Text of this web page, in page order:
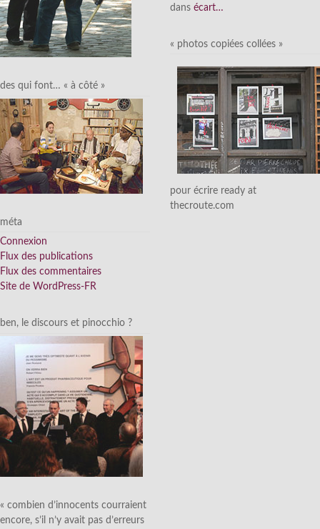
des qui font… « à côté »
méta
Connexion
Flux des publications
Flux des commentaires
Site de WordPress-FR
ben, le discours et pinocchio ?
« combien d’innocents courraient
encore, s’il n’y avait pas d’erreurs
dans écart…
« photos copiées collées »
pour écrire ready at
thecroute.com